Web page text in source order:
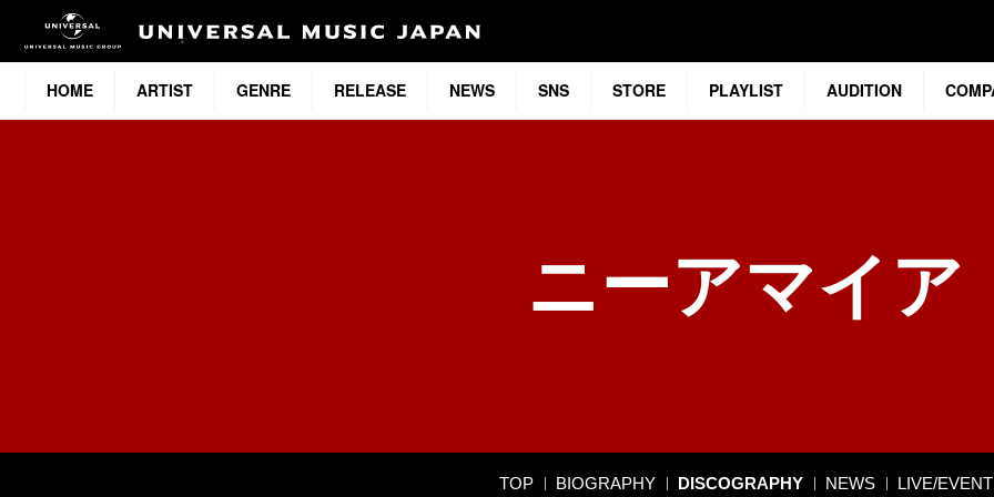
HOME ARTIST GENRE RELEASE NEWS SNS STORE PLAYLIST AUDITION
ニーアマイア
TOP BIOGRAPHY DISCOGRAPHY NEWS LIVE/EVENT